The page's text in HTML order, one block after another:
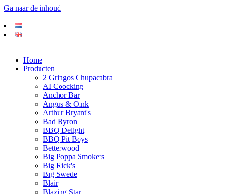
Ga naar de inhoud
Home
Producten
2 Gringos Chupacabra
AI Coocking
Anchor Bar
Angus & Oink
Arthur Bryant's
Bad Byron
BBQ Delight
BBQ Pit Boys
Betterwood
Big Poppa Smokers
Big Rick's
Big Swede
Blair
Blazing Star